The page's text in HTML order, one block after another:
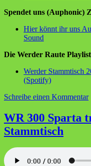
Spendet uns (Auphonic)
Hier könnt ihr uns
Sound
Die Werder Raute Playlist
Werder Stammtisch
(Spotify)
Schreibe einen Kommentarzu
WR 300 Sparta
Stammtisch